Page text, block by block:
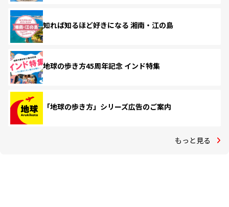
知れば知るほど好きになる 湘南・江の島
地球の歩き方45周年記念 インド特集
「地球の歩き方」シリーズ広告のご案内
もっと見る